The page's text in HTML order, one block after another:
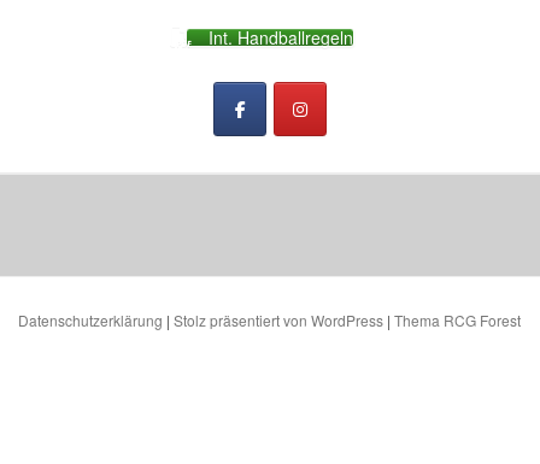
Int. Handballregeln
Datenschutzerklärung |Stolz präsentiert von WordPress |Thema RCG Forest